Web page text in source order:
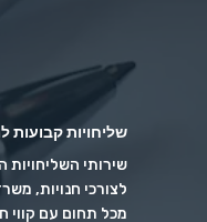
שליחויות קבועות
שירותי
לצורכי חנויות,
מכל תחום עם קווי